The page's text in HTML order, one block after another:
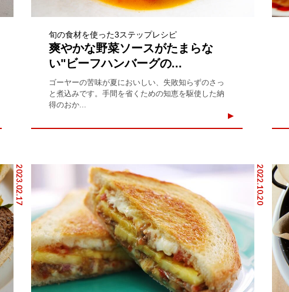
旬の食材を使った3ステップレシピ
爽やかな野菜ソースがたまらな
い"ビーフハンバーグの...
ゴーヤーの苦味が夏においしい、失敗知らずのさっ
と煮込みです。手間を省くための知恵を駆使した納
得のおか...
2023.02.17 2022.10.20